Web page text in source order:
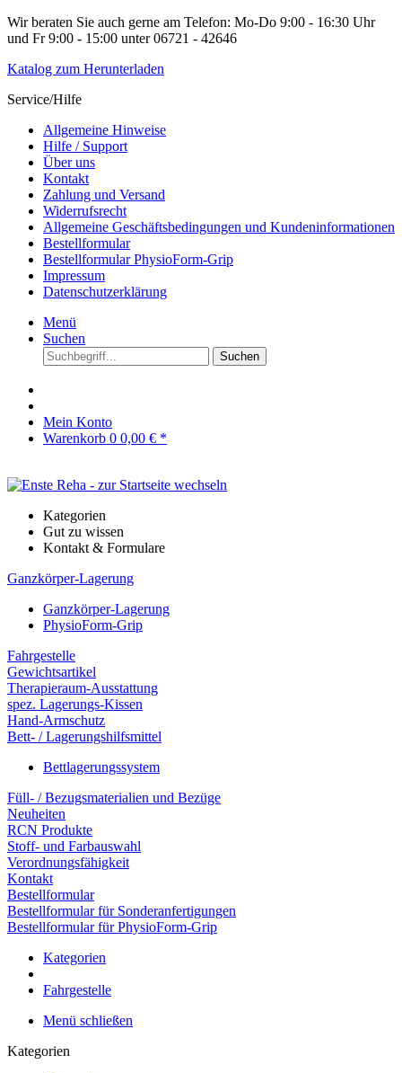
Wir beraten Sie auch gerne am Telefon: Mo-Do 9:00 - 16:30 Uhr
und Fr 9:00 - 15:00 unter 06721 - 42646
Katalog zum Herunterladen
Service/Hilfe
Allgemeine Hinweise
Hilfe / Support
Über uns
Kontakt
Zahlung und Versand
Widerrufsrecht
Allgemeine Geschäftsbedingungen und Kundeninformationen
Bestellformular
Bestellformular PhysioForm-Grip
Impressum
Datenschutzerklärung
Menü
Suchen
Suchen
Mein Konto
Warenkorb 0 0,00 € *
Kategorien
Gut zu wissen
Kontakt & Formulare
Ganzkörper-Lagerung
Ganzkörper-Lagerung
PhysioForm-Grip
Fahrgestelle
Gewichtsartikel
Therapieraum-Ausstattung
spez. Lagerungs-Kissen
Hand-Armschutz
Bett- / Lagerungshilfsmittel
Bettlagerungssystem
Füll- / Bezugsmaterialien und Bezüge
Neuheiten
RCN Produkte
Stoff- und Farbauswahl
Verordnungsfähigkeit
Kontakt
Bestellformular
Bestellformular für Sonderanfertigungen
Bestellformular für PhysioForm-Grip
Kategorien
Fahrgestelle
Menü schließen
Kategorien